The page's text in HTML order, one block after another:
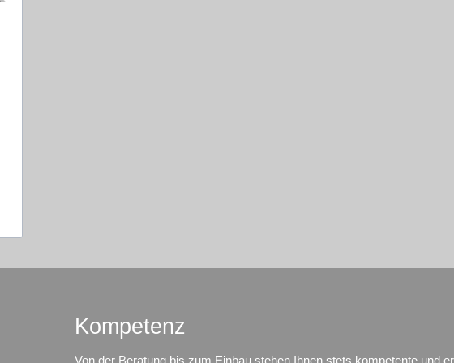
Kompetenz
Von der Beratung bis zum Einbau stehen Ihnen stets kompetente und